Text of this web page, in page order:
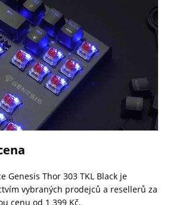
Genesis Thor 303 TKL Black je
vybraných prodejců a resellerů za
cenu od 1 399 Kč.